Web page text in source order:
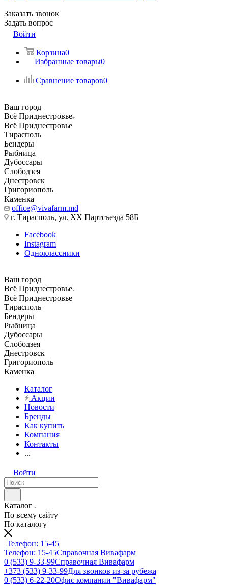
Заказать звонок
Задать вопрос
Войти
Корзина0
Избранные товары0
Сравнение товаров0
Ваш город
Всё Приднестровье
Всё Приднестровье
Тирасполь
Бендеры
Рыбница
Дубоссары
Слободзея
Днестровск
Григориополь
Каменка
office@vivafarm.md
г. Тирасполь, ул. ХХ Партсъезда 58Б
Facebook
Instagram
Одноклассники
Ваш город
Всё Приднестровье
Всё Приднестровье
Тирасполь
Бендеры
Рыбница
Дубоссары
Слободзея
Днестровск
Григориополь
Каменка
Каталог
Акции
Новости
Бренды
Как купить
Компания
Контакты
...
Войти
Каталог
По всему сайту
По каталогу
Телефон: 15-45
Телефон: 15-45Справочная Вивафарм
0 (533) 9-33-99Справочная Вивафарм
+373 (533) 9-33-99Для звонков из-за рубежа
0 (533) 6-22-20Офис компании "Вивафарм"